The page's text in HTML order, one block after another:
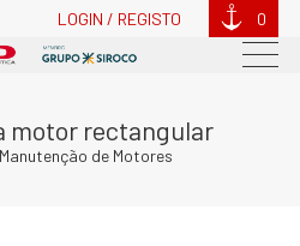
LOGIN / REGISTO 0
motor rectangular
Manutenção de Motores